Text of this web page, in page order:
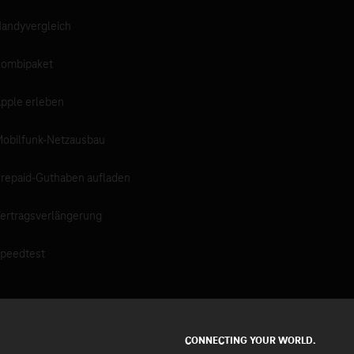
erleben
Netzausbau
Guthaben aufladen
CONNECTING YOUR WORLD.